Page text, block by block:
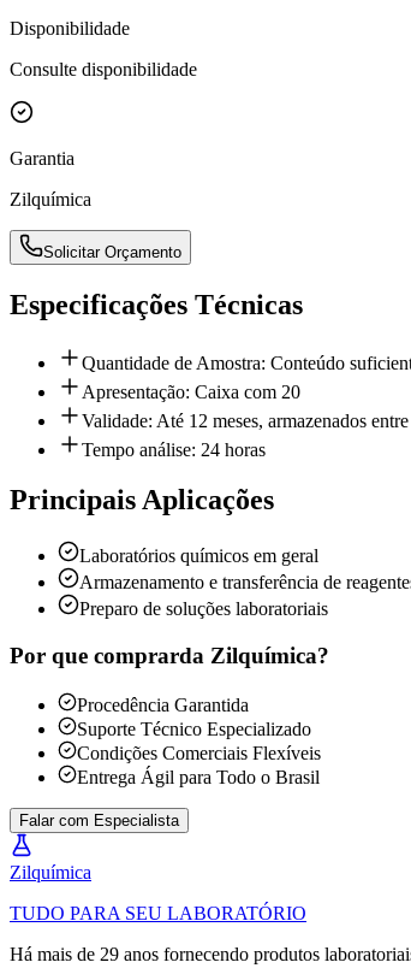
Disponibilidade
Consulte disponibilidade
Garantia
Zilquímica
Solicitar Orçamento
Especificações Técnicas
Quantidade de Amostra: Conteúdo
Apresentação: Caixa com 20
Validade: Até 12 meses, armazenados
Tempo análise: 24 horas
Principais Aplicações
Laboratórios químicos em geral
Armazenamento e transferência de
Preparo de soluções laboratoriais
Por que comprarda Zilquímica?
Procedência Garantida
Suporte Técnico Especializado
Condições Comerciais Flexíveis
Entrega Ágil para Todo o Brasil
Falar com Especialista
Zilquímica
TUDO PARA SEU LABORATÓRIO
Há mais de 29 anos fornecendo produtos